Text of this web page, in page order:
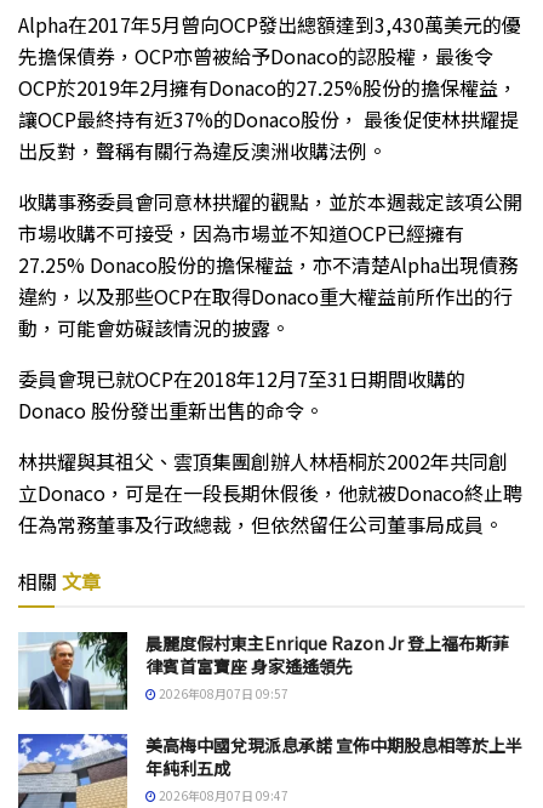
Alpha在2017年5月曾向OCP發出總額達到3,430萬美元的優
先擔保債券，OCP亦曾被給予Donaco的認股權，最後令
OCP於2019年2月擁有Donaco的27.25%股份的擔保權益，
讓OCP最終持有近37%的Donaco股份， 最後促使林拱耀提
出反對，聲稱有關行為違反澳洲收購法例。
收購事務委員會同意林拱耀的觀點，並於本週裁定該項公開
市場收購不可接受，因為市場並不知道OCP已經擁有
27.25% Donaco股份的擔保權益，亦不清楚Alpha出現債務
違約，以及那些OCP在取得Donaco重大權益前所作出的行
動，可能會妨礙該情況的披露。
委員會現已就OCP在2018年12月7至31日期間收購的
Donaco 股份發出重新出售的命令。
林拱耀與其祖父、雲頂集團創辦人林梧桐於2002年共同創
立Donaco，可是在一段長期休假後，他就被Donaco終止聘
任為常務董事及行政總裁，但依然留任公司董事局成員。
相關 文章
晨麗度假村東主Enrique Razon Jr 登上福布斯菲
律賓首富寶座 身家遙遙領先
2026年08月07日 09:57
美高梅中國兌現派息承諾 宣佈中期股息相等於上半
年純利五成
2026年08月07日 09:47